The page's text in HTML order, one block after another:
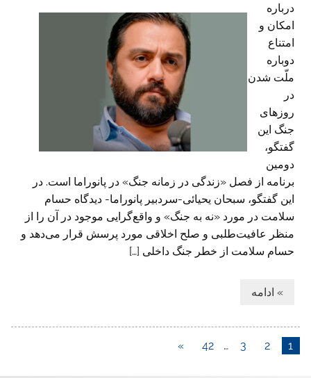
درباره
امکان و
امتناع
دوباره
ملّت شدن
در
روزهای
جنگ این
گفتگو،
دومین
برنامه از فصل «زندگی در زمانه جنگ» در پانوراما است. در
این گفتگو، سبحان یحیائی-سردبیر پانوراما- دیدگاه حسام
سلامت در مورد «نه به جنگ» و واقع‌گرایی موجود در آن را از
منظر عافیت‌طلبی و صلح اخلاقی مورد پرسش قرار می‌دهد و
حسام سلامت از خطر جنگ داخلی […]
» ادامه
1
2
3
…
42
»